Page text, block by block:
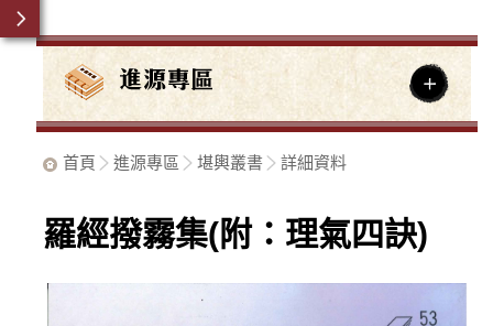
首頁 進源專區 堪輿叢書 詳細資料
羅經撥霧集(附：理氣四訣)